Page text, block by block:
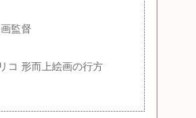
監督
コ 形而上絵画の行方